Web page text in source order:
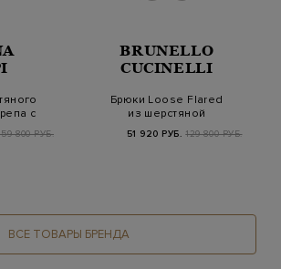
с
800 РУБ.
BRUNELLO
CUCINELLI
Брюки Loose Flared
из шерстяной
Мон…
51 920 РУБ. 129 800 РУБ.
ВСЕ ТОВАРЫ БРЕНДА